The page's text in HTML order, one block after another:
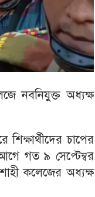
নবনিযুক্ত অধ্যক্ষ
চাপের
গত ৯ সেপ্টেম্বর
কলেজের অধ্যক্ষ